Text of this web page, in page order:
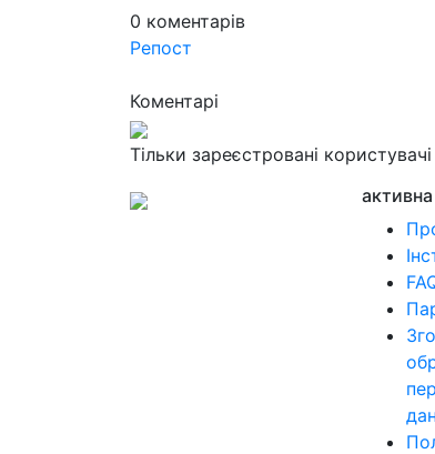
0 коментарів
Репост
Коментарі
Тільки зареєстровані